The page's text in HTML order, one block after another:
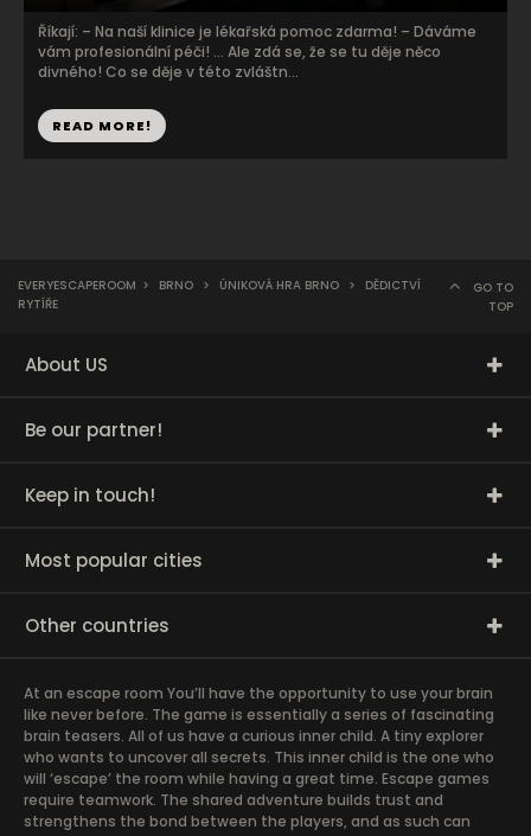
Říkají: – Na naší klinice je lékařská pomoc zdarma! – Dáváme
vám profesionální péči! … Ale zdá se, že se tu děje něco
divného! Co se děje v této zvláštn...
READ MORE!
EVERYESCAPEROOM > BRNO > ÚNIKOVÁ HRA BRNO >
DĚDICTVÍ
RYTÍŘE
GO TO
TOP
About US
Be our partner!
Keep in touch!
Most popular cities
Other countries
At an escape room You’ll have the opportunity to use your brain
like never before. The game is essentially a series of fascinating
brain teasers. All of us have a curious inner child. A tiny explorer
who wants to uncover all secrets. This inner child is the one who
will ‘escape’ the room while having a great time. Escape games
require teamwork. The shared adventure builds trust and
strengthens the bond between the players, and as such can